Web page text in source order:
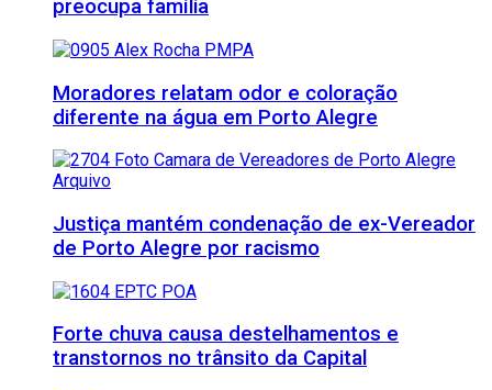
preocupa família
Moradores relatam odor e coloração
diferente na água em Porto Alegre
Justiça mantém condenação de ex-Vereador
de Porto Alegre por racismo
Forte chuva causa destelhamentos e
transtornos no trânsito da Capital